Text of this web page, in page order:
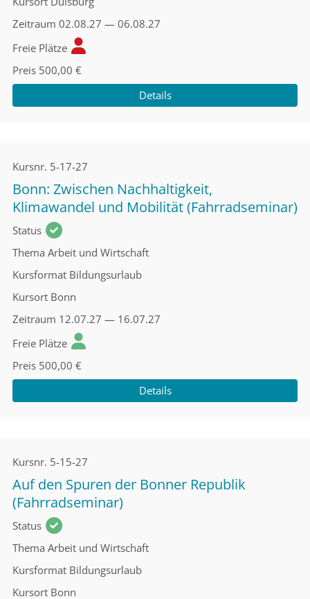
Zeitraum 02.08.27 — 06.08.27
Freie Plätze
Preis 500,00 €
Details
Kursnr. 5-17-27
Bonn: Zwischen Nachhaltigkeit,
Klimawandel und Mobilität (Fahrradseminar)
Status
Thema Arbeit und Wirtschaft
Kursformat Bildungsurlaub
Kursort Bonn
Zeitraum 12.07.27 — 16.07.27
Freie Plätze
Preis 500,00 €
Details
Kursnr. 5-15-27
Auf den Spuren der Bonner Republik
(Fahrradseminar)
Status
Thema Arbeit und Wirtschaft
Kursformat Bildungsurlaub
Kursort Bonn